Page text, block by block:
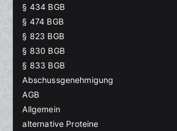
§ 434 BGB
§ 474 BGB
§ 823 BGB
§ 830 BGB
§ 833 BGB
Abschussgenehmigung
AGB
Allgemein
alternative Proteine